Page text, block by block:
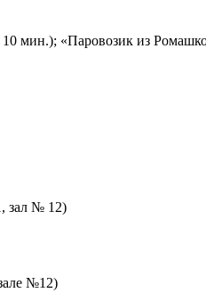
мин.); «Паровозик из
зал № 12)
№12)